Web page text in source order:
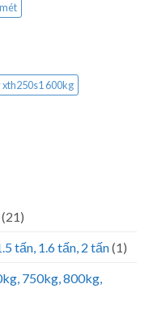
xth250s1 600kg
(21)
tấn, 1.6 tấn, 2 tấn(1)
750kg, 800kg,